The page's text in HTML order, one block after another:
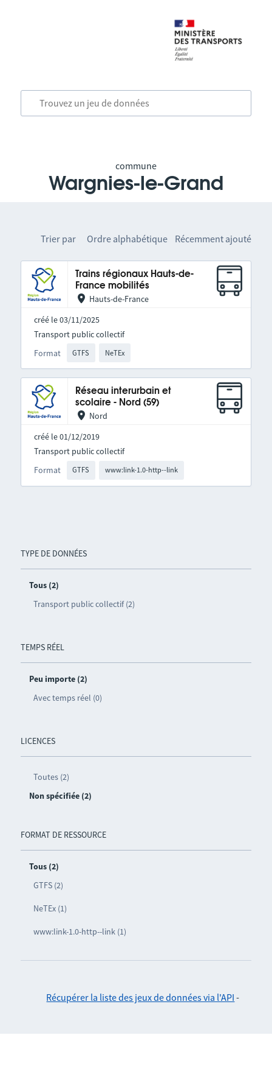
commune
Wargnies-le-Grand
TYPE DE DONNÉES
Tous (2)
Transport public collectif (2)
TEMPS RÉEL
Peu importe (2)
Avec temps réel (0)
LICENCES
Toutes (2)
Non spécifiée (2)
FORMAT DE RESSOURCE
Tous (2)
GTFS (2)
NeTEx (1)
www:link-1.0-http--link (1)
Trier par Ordre alphabétique Récemment ajouté
Trains régionaux Hauts-de-
France mobilités
Hauts-de-France
créé le 03/11/2025
Format GTFS NeTEx
Transport public collectif
Réseau interurbain et
scolaire - Nord (59)
Nord
créé le 01/12/2019
Format GTFS www:link-1.0-http--link
Transport public collectif
Récupérer la liste des jeux de données via l'API -